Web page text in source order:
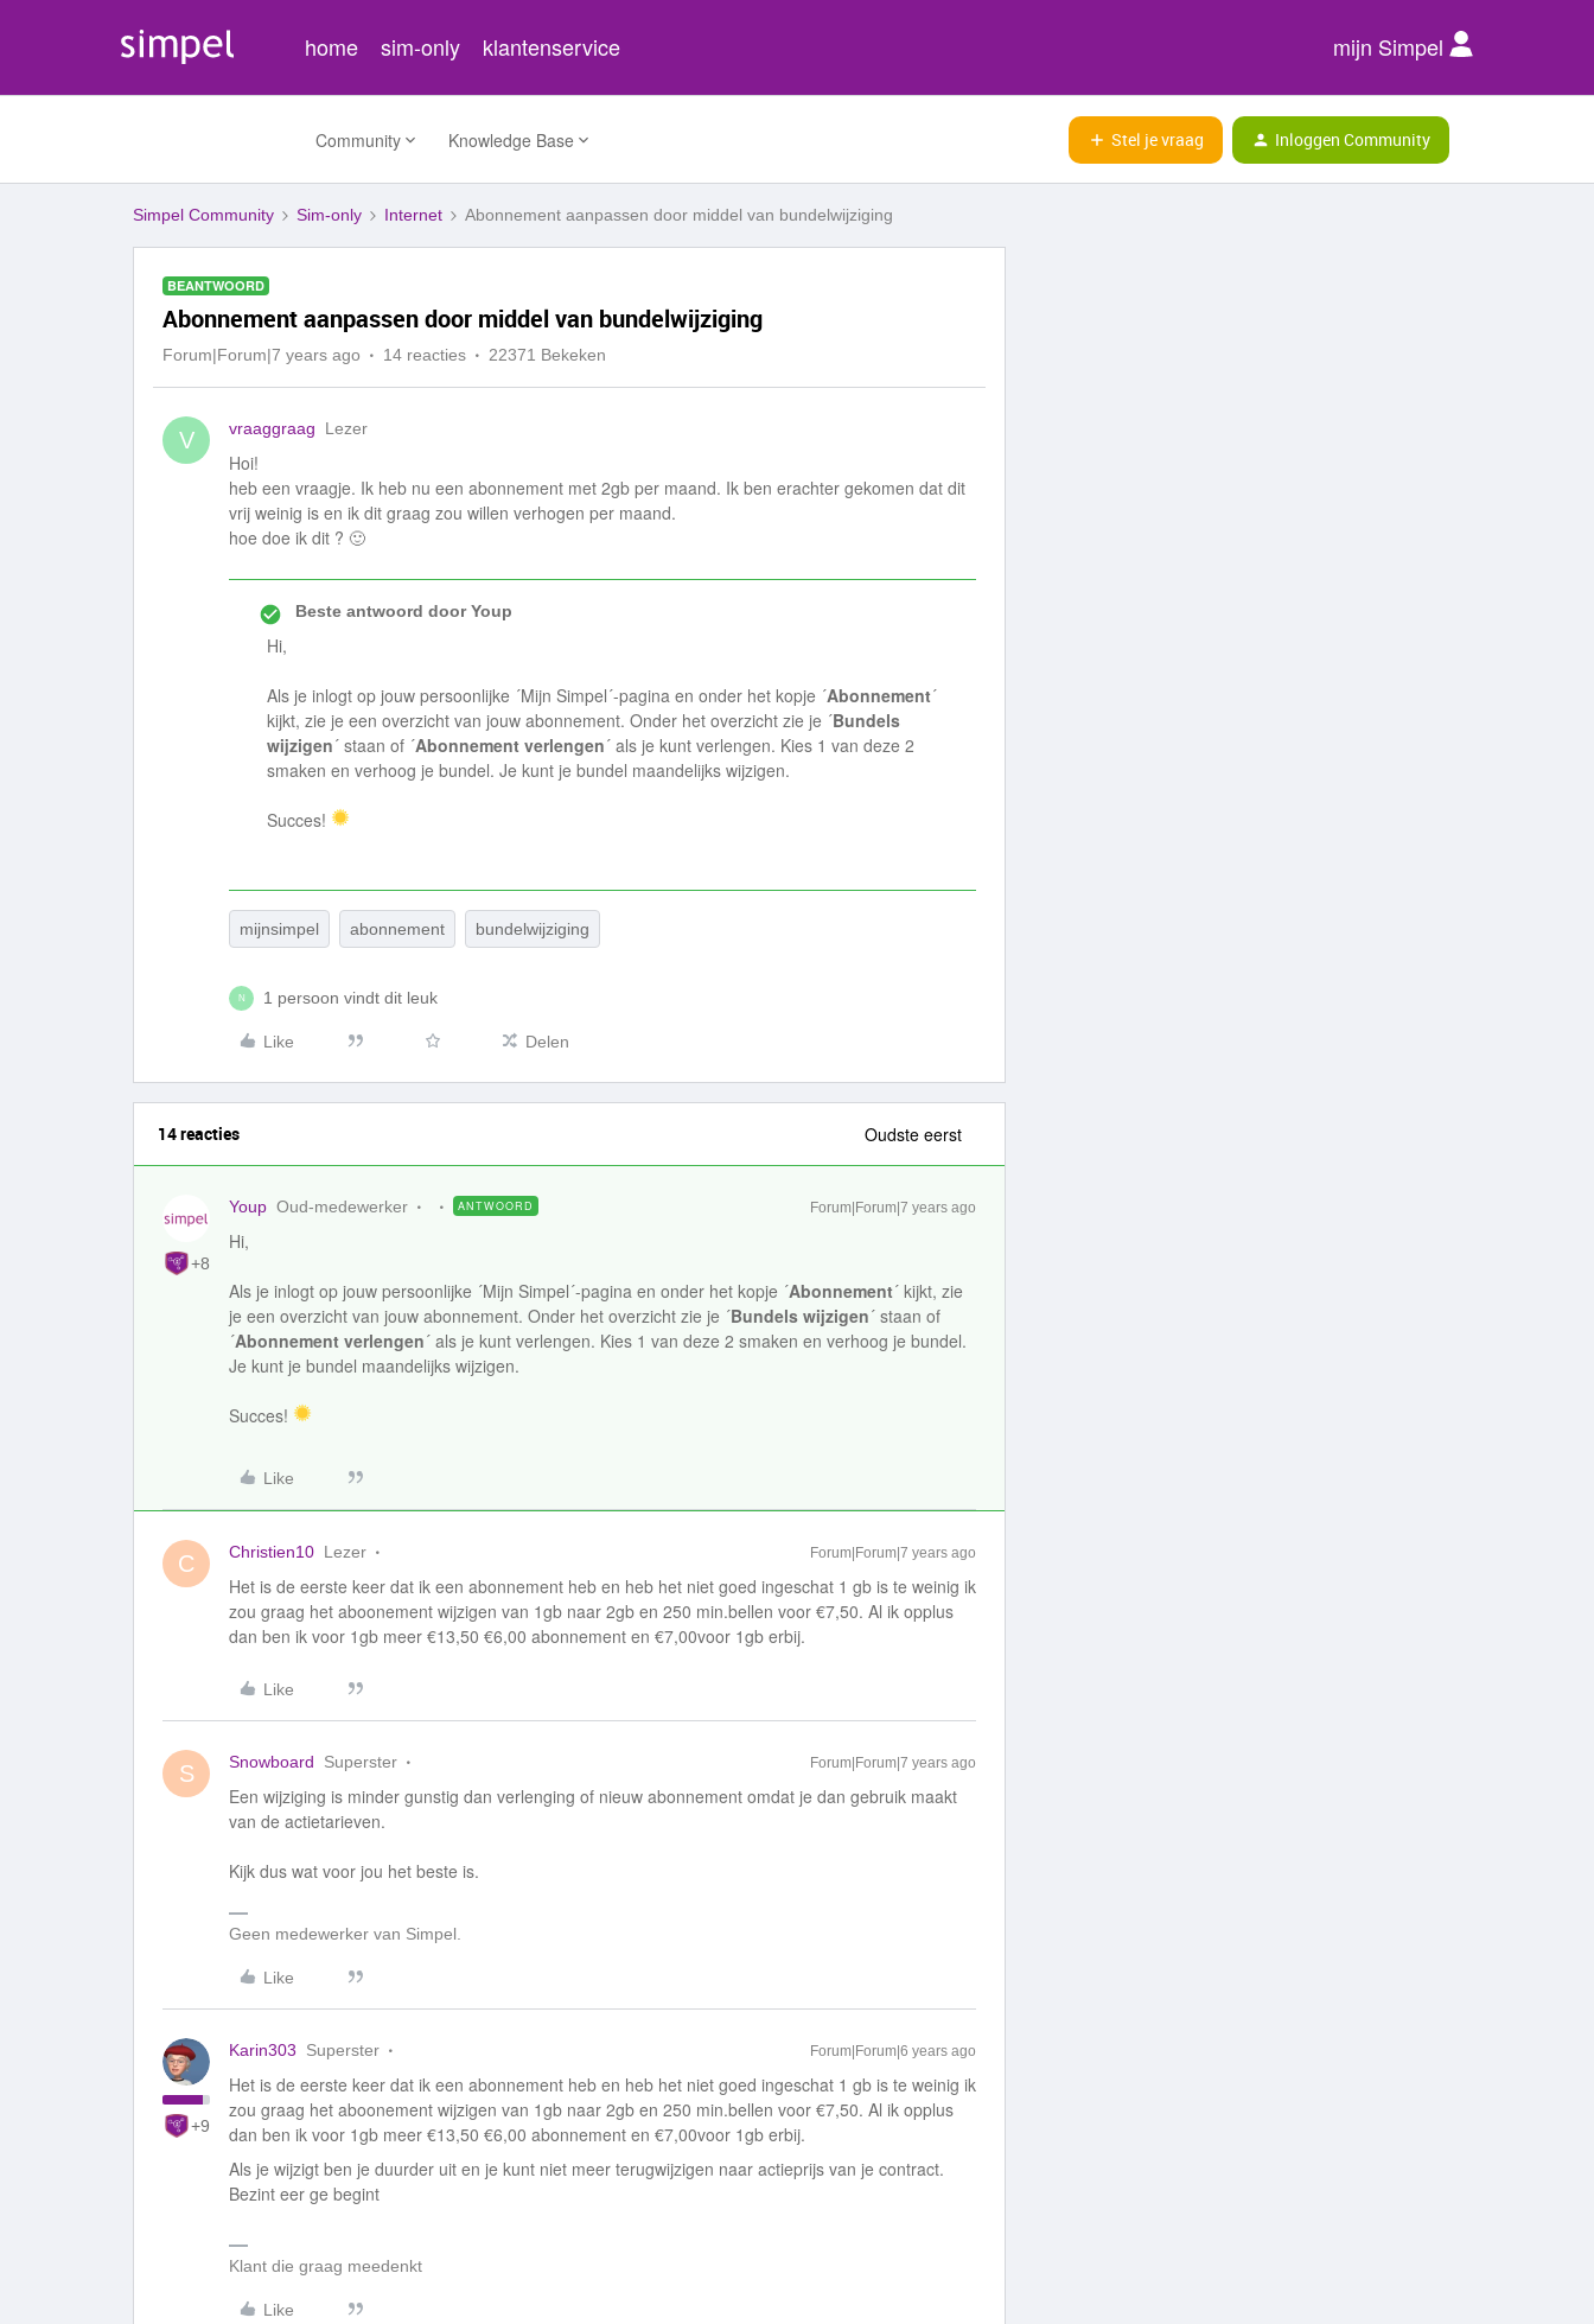
home sim-only klantenservice mijn Simpel
Community Knowledge Base Stel je vraag Inloggen Community
Simpel Community Sim-only Internet Abonnement aanpassen door middel van bundelwijziging
BEANTWOORD
Abonnement aanpassen door middel van bundelwijziging
Forum|Forum|7 years ago 14 reacties 22371 Bekeken
V vraaggraag Lezer
Hoi!
heb een vraagje. Ik heb nu een abonnement met 2gb per maand. Ik ben erachter gekomen dat dit
vrij weinig is en ik dit graag zou willen verhogen per maand.
hoe doe ik dit ? 🙂
Beste antwoord doorYoup
Hi,
Als je inlogt op jouw persoonlijke ´Mijn Simpel´-pagina en onder het kopje ´Abonnement´
kijkt, zie je een overzicht van jouw abonnement. Onder het overzicht zie je ´Bundels
wijzigen´ staan of ´Abonnement verlengen´ als je kunt verlengen. Kies 1 van deze 2
smaken en verhoog je bundel. Je kunt je bundel maandelijks wijzigen.
Succes!
mijnsimpel abonnement bundelwijziging
N 1 persoon vindt dit leuk
Like Delen
14 reacties Oudste eerst
+8
Youp Oud-medewerker ANTWOORD Forum|Forum|7 years ago
Hi,
Als je inlogt op jouw persoonlijke ´Mijn Simpel´-pagina en onder het kopje ´Abonnement´ kijkt, zie
je een overzicht van jouw abonnement. Onder het overzicht zie je ´Bundels wijzigen´ staan of
´Abonnement verlengen´ als je kunt verlengen. Kies 1 van deze 2 smaken en verhoog je bundel.
Je kunt je bundel maandelijks wijzigen.
Succes!
Like
C Christien10 Lezer Forum|Forum|7 years ago
Het is de eerste keer dat ik een abonnement heb en heb het niet goed ingeschat 1 gb is te weinig ik
zou graag het aboonement wijzigen van 1gb naar 2gb en 250 min.bellen voor €7,50. Al ik opplus
dan ben ik voor 1gb meer €13,50 €6,00 abonnement en €7,00voor 1gb erbij.
Like
S Snowboard Superster Forum|Forum|7 years ago
Een wijziging is minder gunstig dan verlenging of nieuw abonnement omdat je dan gebruik maakt
van de actietarieven.
Kijk dus wat voor jou het beste is.
Geen medewerker van Simpel.
Like
+9
Karin303 Superster Forum|Forum|6 years ago
Het is de eerste keer dat ik een abonnement heb en heb het niet goed ingeschat 1 gb is te weinig ik
zou graag het aboonement wijzigen van 1gb naar 2gb en 250 min.bellen voor €7,50. Al ik opplus
dan ben ik voor 1gb meer €13,50 €6,00 abonnement en €7,00voor 1gb erbij.
Als je wijzigt ben je duurder uit en je kunt niet meer terugwijzigen naar actieprijs van je contract.
Bezint eer ge begint
Klant die graag meedenkt
Like